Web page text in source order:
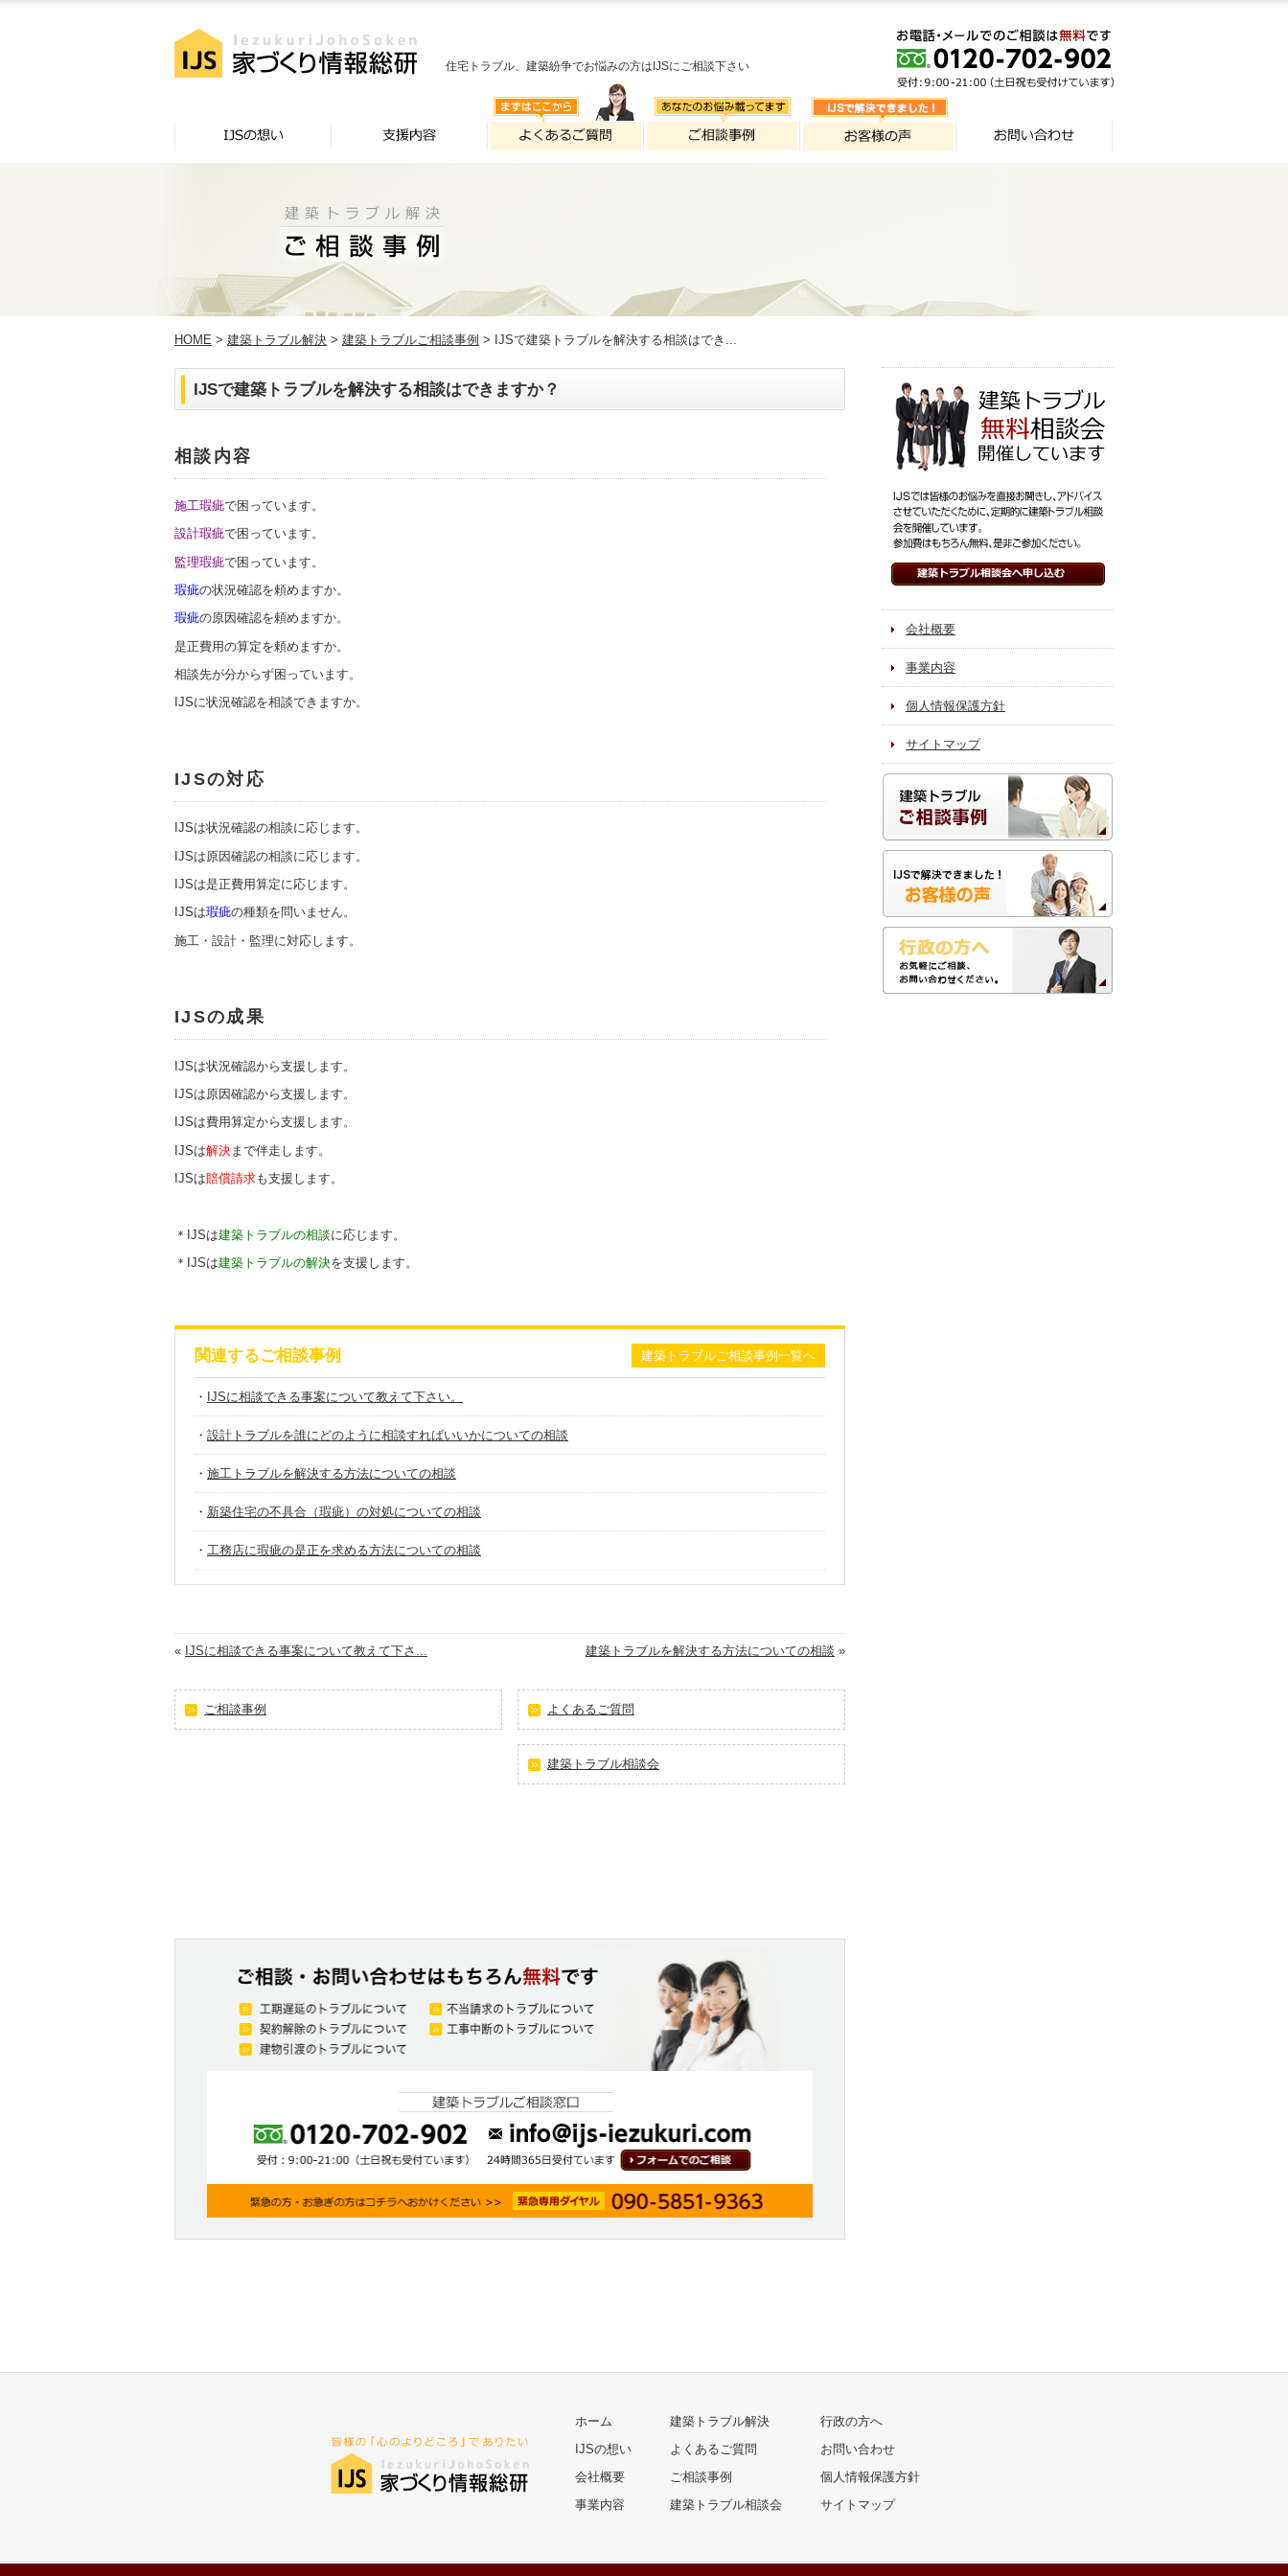
住宅トラブル、建築紛争でお悩みの方はIJSにご相談下さい
会社概要
事業内容
個人情報保護方針
サイトマップ
HOME > 建築トラブル解決 > 建築トラブルご相談事例 > IJSで建築トラブルを解決する相談はでき...
IJSで建築トラブルを解決する相談はできますか？
相談内容
施工瑕疵で困っています。
設計瑕疵で困っています。
監理瑕疵で困っています。
瑕疵の状況確認を頼めますか。
瑕疵の原因確認を頼めますか。
是正費用の算定を頼めますか。
相談先が分からず困っています。
IJSに状況確認を相談できますか。
IJSの対応
IJSは状況確認の相談に応じます。
IJSは原因確認の相談に応じます。
IJSは是正費用算定に応じます。
IJSは瑕疵の種類を問いません。
施工・設計・監理に対応します。
IJSの成果
IJSは状況確認から支援します。
IJSは原因確認から支援します。
IJSは費用算定から支援します。
IJSは解決 まで伴走します。
IJSは賠償請求も支援します。
＊IJSは建築トラブルの相談に応じます。
＊IJSは建築トラブルの解決を支援します。
関連するご相談事例 建築トラブルご相談事例一覧へ
・ IJSに相談できる事案について教えて下さい。
・ 設計トラブルを誰にどのように相談すればいいかについての相談
・ 施工トラブルを解決する方法についての相談
・ 新築住宅の不具合（瑕疵）の対処についての相談
・ 工務店に瑕疵の是正を求める方法についての相談
« IJSに相談できる事案について教えて下さ... 建築トラブルを解決する方法についての相談 »
よくあるご質問
ご相談事例
建築トラブル相談会
ホーム
IJSの想い
会社概要
事業内容
建築トラブル解決
よくあるご質問
ご相談事例
建築トラブル相談会
行政の方へ
お問い合わせ
個人情報保護方針
サイトマップ